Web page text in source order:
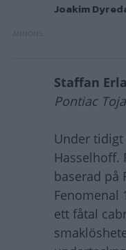
Joakim
Staffan
Pontiac
Under
Hasselhoff.
baserad på
Fenomenal
ett fåtal